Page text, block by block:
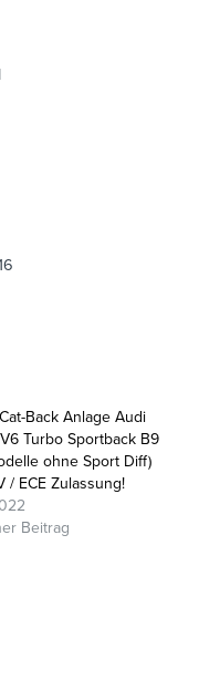
Back Anlage Audi
Turbo Sportback B9
ohne Sport Diff)
/ ECE Zulassung!
Beitrag